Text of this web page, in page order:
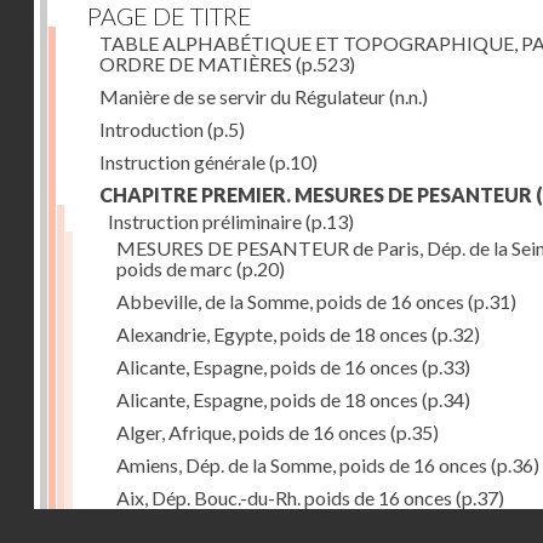
PAGE DE TITRE
TABLE ALPHABÉTIQUE ET TOPOGRAPHIQUE,
ORDRE DE MATIÈRES (p.523)
Manière de se servir du Régulateur(n.n.)
Introduction(p.5)
Instruction générale(p.10)
CHAPITRE PREMIER. MESURES DE PESANTEUR
Instruction préliminaire(p.13)
MESURES DE PESANTEUR de Paris, Dép. de la
poids de marc (p.20)
Abbeville, de la Somme, poids de 16 onces (p.31)
Alexandrie, Egypte, poids de 18 onces (p.32)
Alicante, Espagne, poids de 16 onces (p.33)
Alicante, Espagne, poids de 18 onces (p.34)
Alger, Afrique, poids de 16 onces (p.35)
Amiens, Dép. de la Somme, poids de 16 onces (p.36)
Aix, Dép. Bouc.-du-Rh. poids de 16 onces (p.37)